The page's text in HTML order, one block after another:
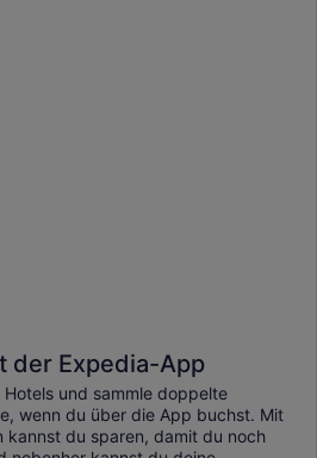
der Expedia-App
und sammle doppelte
wenn du über die App buchst. Mit
kannst du sparen, damit du noch